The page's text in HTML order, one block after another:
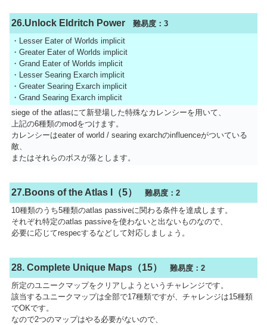
26.Unlock Eldritch Power 難易度：3
・Lesser Eater of Worlds implicit
・Greater Eater of Worlds implicit
・Grand Eater of Worlds implicit
・Lesser Searing Exarch implicit
・Greater Searing Exarch implicit
・Grand Searing Exarch implicit
siege of the atlasにて新登場した特殊なカレンシーを用いて、
上記の6種類のmodをつけます。
カレンシーはeater of world / searing exarchのinfluenceがついている
敵、
またはそれらのボスが落とします。
27.Boons of the Atlas I（5）
難易度：2
10種類のうち5種類のatlas passiveに関わる条件を達成します。
それぞれ特定のatlas passiveを使わないと出ないものなので、
必要に応じてrespecするなどして対応しましょう。
28. Complete Unique Maps（15）
難易度：2
所定のユニークマップをクリアしようというチャレンジです。
該当するユニークマップは全部で17種類ですが、チャレンジは15種類
でOKです。
なので2つのマップはやる必要がないので、